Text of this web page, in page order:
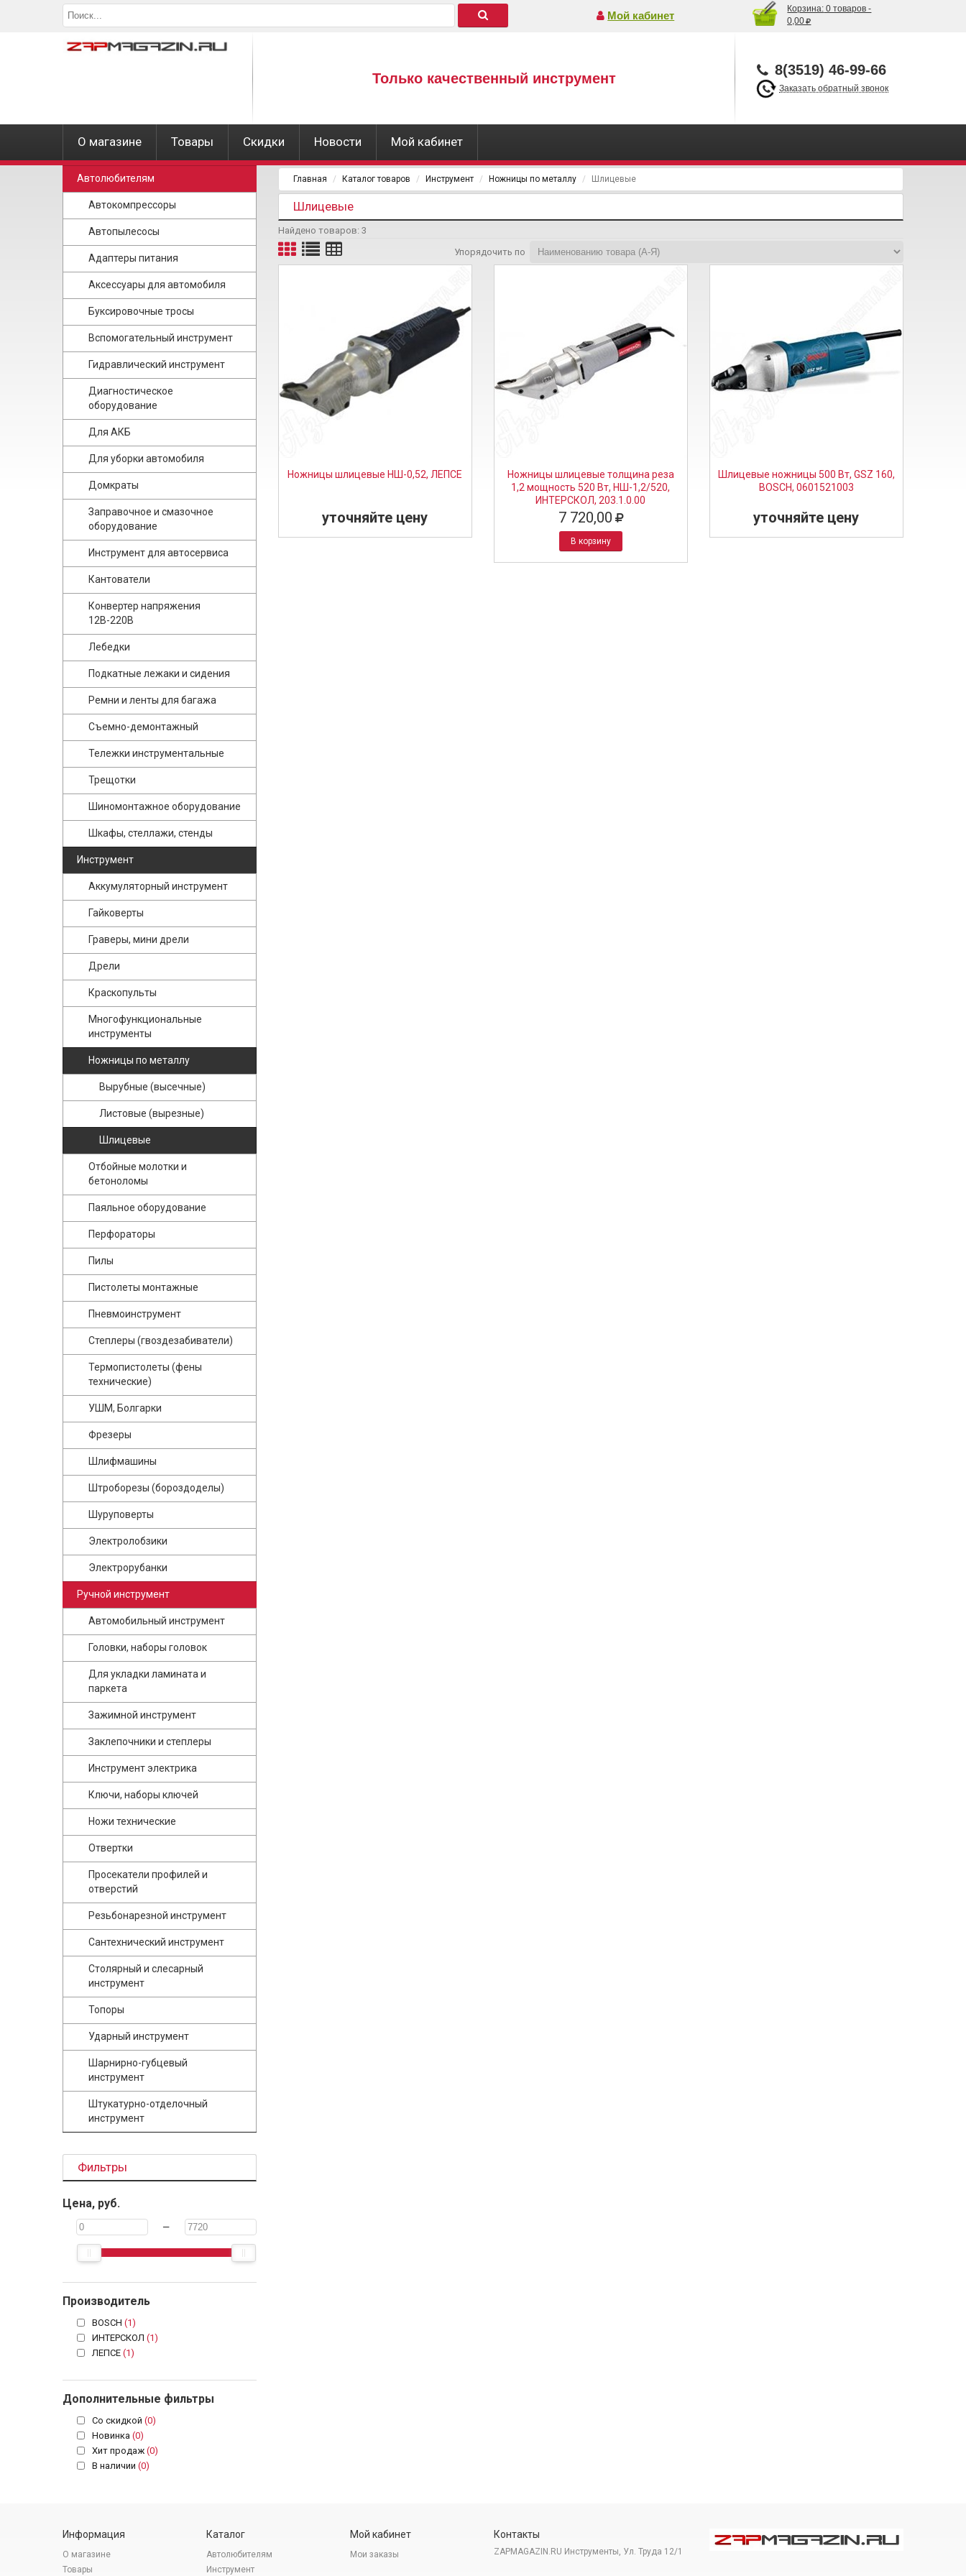
Мой кабинет
Корзина: 0 товаров -
0,00
Только качественный инструмент
8(3519) 46-99-66
Заказать обратный звонок
О магазине Товары Скидки Новости Мой кабинет
Автолюбителям
Автокомпрессоры
Автопылесосы
Адаптеры питания
Аксессуары для автомобиля
Буксировочные тросы
Вспомогательный инструмент
Гидравлический инструмент
Диагностическое
оборудование
Для АКБ
Для уборки автомобиля
Домкраты
Заправочное и смазочное
оборудование
Инструмент для автосервиса
Кантователи
Конвертер напряжения
12В-220В
Лебедки
Подкатные лежаки и сидения
Ремни и ленты для багажа
Съемно-демонтажный
Тележки инструментальные
Трещотки
Шиномонтажное оборудование
Шкафы, стеллажи, стенды
Инструмент
Аккумуляторный инструмент
Гайковерты
Граверы, мини дрели
Дрели
Краскопульты
Многофункциональные
инструменты
Ножницы по металлу
Вырубные (высечные)
Листовые (вырезные)
Шлицевые
Отбойные молотки и
бетоноломы
Паяльное оборудование
Перфораторы
Пилы
Пистолеты монтажные
Пневмоинструмент
Степлеры (гвоздезабиватели)
Термопистолеты (фены
технические)
УШМ, Болгарки
Фрезеры
Шлифмашины
Штроборезы (бороздоделы)
Шуруповерты
Электролобзики
Электрорубанки
Ручной инструмент
Автомобильный инструмент
Головки, наборы головок
Для укладки ламината и
паркета
Зажимной инструмент
Заклепочники и степлеры
Инструмент электрика
Ключи, наборы ключей
Ножи технические
Отвертки
Просекатели профилей и
отверстий
Резьбонарезной инструмент
Сантехнический инструмент
Столярный и слесарный
инструмент
Топоры
Ударный инструмент
Шарнирно-губцевый
инструмент
Штукатурно-отделочный
инструмент
Фильтры
Цена, руб.
—
Производитель
BOSCH (1)
ИНТЕРСКОЛ (1)
ЛЕПСЕ (1)
Дополнительные фильтры
Со скидкой (0)
Новинка (0)
Хит продаж (0)
В наличии (0)
Главная Каталог товаров Инструмент Ножницы по металлу Шлицевые
Шлицевые
Найдено товаров: 3
Упорядочить по
Ножницы шлицевые НШ-0,52, ЛЕПСЕ
уточняйте цену
Ножницы шлицевые толщина реза
1,2 мощность 520 Вт, НШ-1,2/520,
ИНТЕРСКОЛ, 203.1.0.00
7 720,00
В корзину
Шлицевые ножницы 500 Вт, GSZ 160,
BOSCH, 0601521003
уточняйте цену
Информация
О магазине
Товары
Каталог
Автолюбителям
Инструмент
Мой кабинет
Мои заказы
Контакты
ZAPMAGAZIN.RU Инструменты, Ул. Труда 12/1